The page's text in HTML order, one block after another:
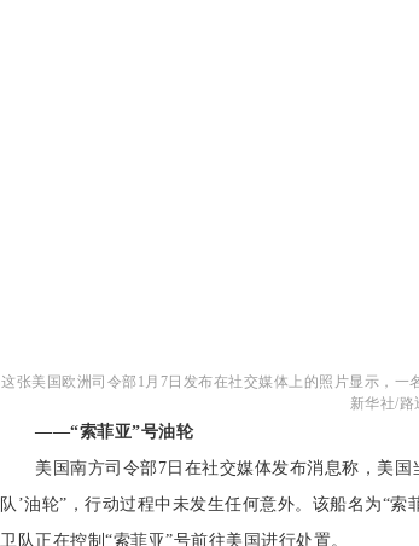
这张美国欧洲司令部1月7日发布在社交媒体上的照片显示，一
新华社/路
——“索菲亚”号油轮
美国南方司令部7日在社交媒体发布消息称，美国
队’油轮”，行动过程中未发生任何意外。该船名为“
卫队正在控制“索菲亚”号前往美国进行处置。